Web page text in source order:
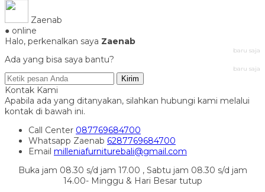
Zaenab
● online
Halo, perkenalkan saya Zaenab
baru saja
Ada yang bisa saya bantu?
baru saja
Kirim
Kontak Kami
Apabila ada yang ditanyakan, silahkan hubungi kami melalui
kontak di bawah ini.
Call Center 087769684700
Whatsapp Zaenab 6287769684700
Email milleniafurniturebali@gmail.com
Buka jam 08.30 s/d jam 17.00 , Sabtu jam 08.30 s/d jam
14.00- Minggu & Hari Besar tutup